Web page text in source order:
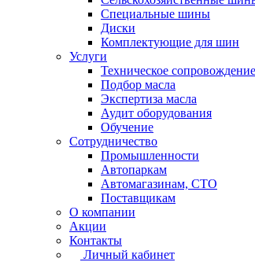
Специальные шины
Диски
Комплектующие для шин
Услуги
Техническое сопровождение
Подбор масла
Экспертиза масла
Аудит оборудования
Обучение
Сотрудничество
Промышленности
Автопаркам
Автомагазинам, СТО
Поставщикам
О компании
Акции
Контакты
Личный кабинет